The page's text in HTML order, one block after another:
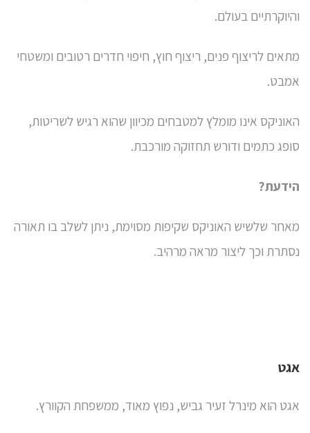
והיוקרתיים בעולם.
מתאים לריצוף פנים, ריצוף חוץ, חיפוי חדרים רטובים ומשטחי
אמבט.
האוניקס אינו מומלץ למטבחים מכיוון שהוא רגיש לשריטות,
סופג כתמים ודורש תחזוקה מורכבת.
הידעת?
מאחר שלשיש האוניקס שקיפות מסוימת, ניתן לשלב בו תאורה
נסתרת וכך ליצור מראה מרהיב.
אגט
אגט הוא מינרל זעיר גביש, נפוץ מאוד, ממשפחת הקוורץ.